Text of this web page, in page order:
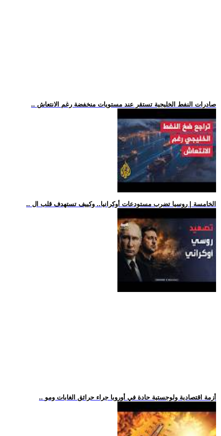
.. صادرات النفط الخليجية تستقر عند مستويات منخفضة رغم الانتعاش
.. الخامسة | روسيا تضرب مستودعات أوكرانيا.. وكييف تستهدف قلب ال
.. أزمة اقتصادية ولوجستية حادة في أوروبا جراء حرائق الغابات ومو